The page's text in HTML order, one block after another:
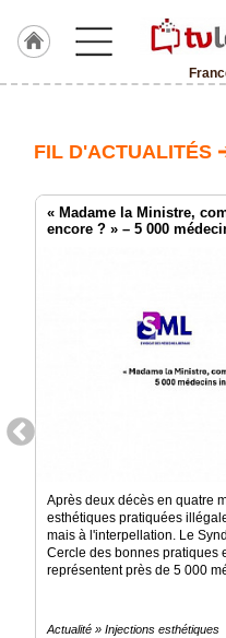
TvLocale
France
Vidéos
groupe
Prémium
FIL D'ACTUALITÉS
« Madame la Ministre,
encore ? » – 5 000
Après deux décès en quatre
esthétiques pratiquées
mais à l'interpellation. Le
Cercle des bonnes pratiques
représentent près de 5 000
Actualité » Injections esthétiques